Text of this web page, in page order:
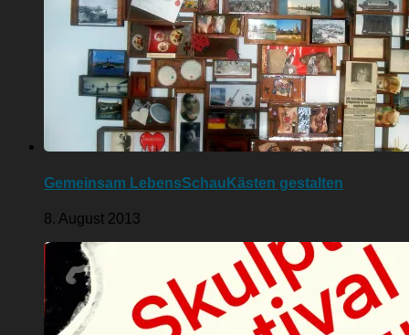
Gemeinsam LebensSchauKästen gestalten
8. August 2013